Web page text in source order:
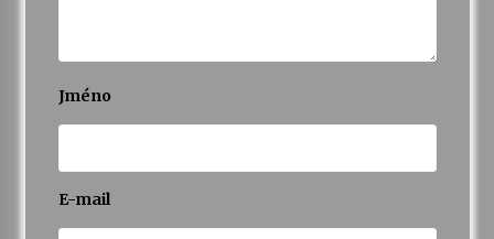
Petr Adamec – Malovaný svět
Jméno
E-mail